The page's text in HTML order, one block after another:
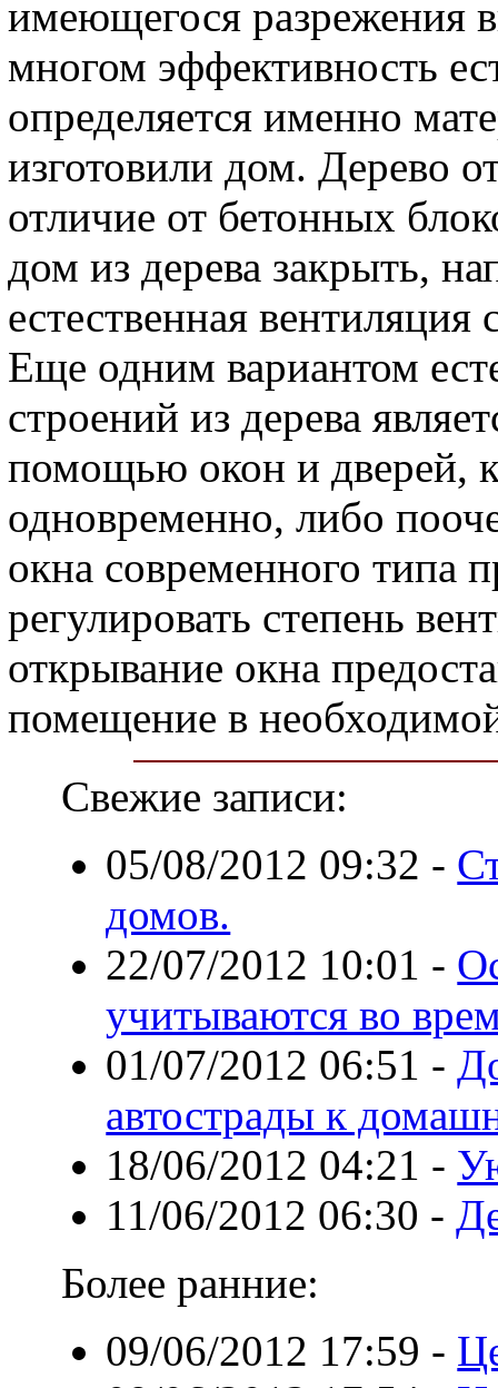
имеющегося разрежения
многом эффективность
определяется именно
изготовили дом. Дерево
отличие от бетонных
дом из дерева закрыть,
естественная
Еще одним вариантом
строений из дерева
помощью окон и дверей,
одновременно, либо
окна современного типа
регулировать степень
открывание окна
помещение в
Свежие записи:
05/08/2012 09:32 -
домов.
22/07/2012 10:01 -
учитываются во
01/07/2012 06:51 -
автострады к
18/06/2012 04:21 -
11/06/2012 06:30 -
Более ранние:
09/06/2012 17:59 -